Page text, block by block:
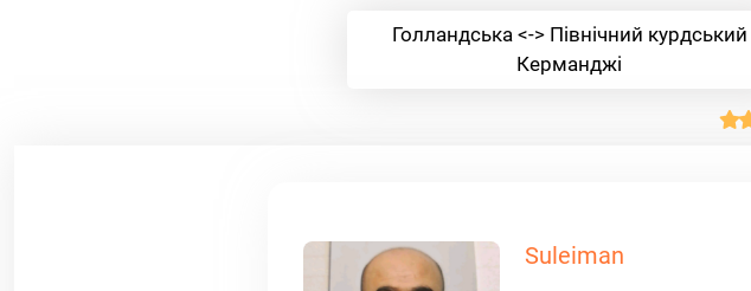
Голландська <-> Північний курдський
Керманджі
Suleiman